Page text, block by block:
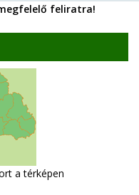
feliratra!
a térképen